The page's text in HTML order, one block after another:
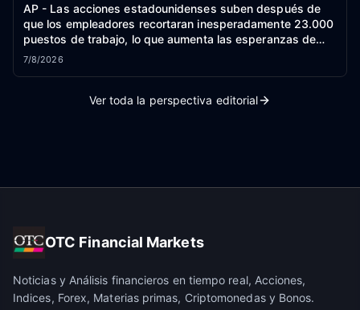
AP - Las acciones estadounidenses suben después de
que los empleadores recortaran inesperadamente 23.000
puestos de trabajo, lo que aumenta las esperanzas de
que las subidas de tipos de interés puedan posponerse.
7/8/2026
Ver toda la perspectiva editorial
OTC Financial Markets
Noticias y Análisis financieros en tiempo real, Acciones,
Indices, Forex, Materias primas, Criptomonedas y Bonos.